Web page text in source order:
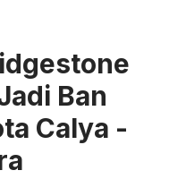
Ban
Calya -